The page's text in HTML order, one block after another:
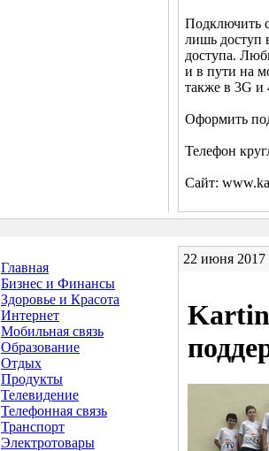
Подключить
лишь доступ
доступа.
и в пути на
также в 3G и
Оформить
Телефон
Сайт:
Главная
Бизнес и Финансы
Здоровье и Красота
Интернет
Мобильная связь
Образование
Отдых
Продукты
Телевидение
Телефонная связь
Транспорт
Электротовары
22 июня